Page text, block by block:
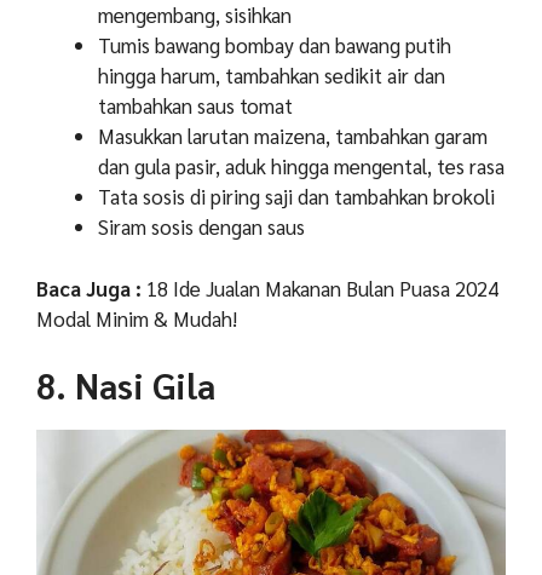
mengembang, sisihkan
Tumis bawang bombay dan bawang putih
hingga harum, tambahkan sedikit air dan
tambahkan saus tomat
Masukkan larutan maizena, tambahkan garam
dan gula pasir, aduk hingga mengental, tes rasa
Tata sosis di piring saji dan tambahkan brokoli
Siram sosis dengan saus
Baca Juga : 18 Ide Jualan Makanan Bulan Puasa 2024
Modal Minim & Mudah!
8. Nasi Gila